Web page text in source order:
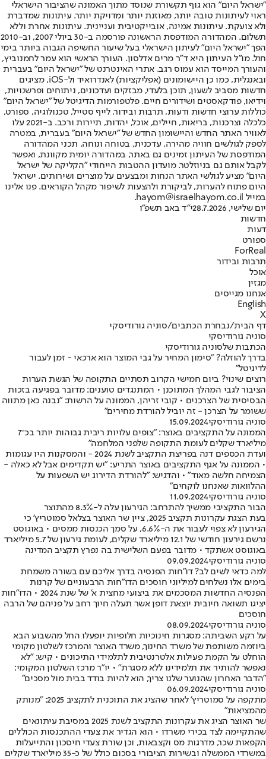
"ישראל היום" הוא גוף תקשורת שנוסד מתוך האמונה שהציבור הישראלי
ראוי לעיתונות טובה יותר, מאוזנת יותר ומדויקת יותר. עיתונות שמדברת
ולא צועקת. עיתונות אמינה, אובייקטיבית ועניינית. עיתונות אחרת וללא
תשלום. המהדורה המודפסת הראשונה פורסמה ב-30 ביולי 2007, וב-2010
הפך "ישראל היום" לעיתון הישראלי בעל שיעור החשיפה הגבוה ביותר בימי
חול. מו"ל העיתון היא ד"ר מרים אדלסון. העורך הראשי הוא עמר לחמנוביץ,
והעורך המייסד הוא עמוס רגב. אתרי האינטרנט של "ישראל היום" בעברית
ובאנגלית, כמו כן היישומונים (אפליקציות) לאנדרואיד ול-iOS, מציגים
חדשות מסביב לשעון, תוכן בלעדי, מבזקים ועדכונים, ניתוחים ופרשנויות,
וידיאו, פודקאסטים ושידורים חיים. פלטפורמות הדיגיטל של "ישראל היום"
כוללות ערוצי חדשות ודעות, תרבות ובידור, לייף סטייל, טכנולוגיה, ספורט,
כלכלה וצרכנות, בריאות, חיילים, אוכל, יהדות, תיירות ורכב. ב-2021 עלו
לאוויר האתר החדש והיישומון החדש של "ישראל היום" בעברית, במטרה
לספק לגולשים חוויה מהירה, עדכנית, בטוחה ונוחה. תכני המהדורה
המודפסת של העיתון זמינים גם באתר, במהדורה יומית מקוונת, ואפשר
לקבל אותם גם בניוזלטר. מועדון ההטבות הייחודי "הקליקה של ישראל
היום" מציע לגולשי האתר הנחות ומבצעים על מוצרים ושירותים. ישראל
היום פתוח להערות, לביקורת ולהצעות לשיפור מקהל הקוראים. פנו אלינו
במייל hayom@israelhayom.co.il.
יום שלישי, 28.7.2026
י"ד באב תשפ"ו
חדשות
דעות
ספורט
ForReal
תרבות ובידור
אוכל
מגזין
אנחנו מגייסים
English
X
דף הבית/נבחרת הכתבים/סוניה גורודיסקי
סוניה גורודיסקי
הכתבות שלסוניה גורודיסקי
בדרך להוזלה? "סימון המחיר על גבי המוצר הוא ארכאי - זמן לעבור
לדיגיטל"
רוצים שינוי? ביום חמישי הקרוב תסתיים התקופה של הגשת הערות
הציבור לגבי המהלך המתוכנן • המתנגדים טוענים: מדובר בפגיעה בזכות
הבסיסית של הצרכנים • קובי זריהן, הממונה על הרשות: "נבנה כאן מתווה
ששומר על הצרכן - זה יוביל להורדת מחירים"
סוניה גורודיסקי15.09.2024
הממונה על התקציבים באוצר: "צופים עלויות ריבית גבוהות יותר בכ־7
מיליארד שקלים לעומת התקופה שלפני המלחמה"
ועדת הכספים דנה בפריצת התקציב לשנת 2024 - והמסקנות היו עגומות
• הממונה על אגף התקציבים באוצר התריע: "יש תקדימים אבל לא כאלה -
הצמיחה חלשה מאוד" • והדגיש: "להורדת הדירוג יש השפעות על
ההלוואות שאנחנו לוקחים"
סוניה גורודיסקי11.09.2024
הבור התקציבי ממשיך להתרחב: הגירעון עלה ל-8.3% מהתוצר
בעת הצגת עקרונות תקציב 2025, ציין שר האוצר בצלאל סמוטריץ' כי
הגירעון לא צפוי לעבור את ה-6.6%, על סמך הכנסות ממסים • באוגוסט
נרשם גירעון חודשי של 12.1 מיליארד שקלים, לעומת גירעון של 5.7 מיליארד
באוגוסט אשתקד • מדובר בפעם השלישית בה נפרץ תקציב המדינה
סוניה גורודיסקי09.09.2024
למה כדאי לשים לב? דו"חות הפנסיה בדרך אליכם עם בשורה משמחת
בימים אלו נשלחים למיליוני חוסכים הדו"חות הרבעוניים של קרנות
הפנסיה החדשות המסכמים את ביצועי מחצית א' של שנת 2024 • הדו"חות
יציגו תשואה חיובית יוצאת דופן אשר תעלה חיוך רחב על פניהם של הרבה
חוסכים
סוניה גורודיסקי08.09.2024
על רקע השביתה: מסגרות חינוכיות חלופיות יופעלו החל מהשבוע הבא
ביוזמה משותפת של משרד החינוך, משרד האוצר והמרכז לשלטון מקומי
הוחלט על הקמת פעילות אלטרנטיבית לתלמידי התיכונים • קיש: "לא
נאפשר להותיר את תלמידינו ללא מסגרת" • יו"ר מרכז השלטון המקומי:
"הדבר האחרון שהנוער שלנו צריך, הוא להיות בודד בבית מול מסכים"
סוניה גורודיסקי06.09.2024
מתקפה על סמוטריץ' לאחר שהציג את התוכנית לתקציב 2025: "מנותק
מהמציאות"
שר האוצר הציג את עקרונות התקציב לשנת 2025 במסיבת עיתונאים
שהתקיימה לצד בכירי משרדו • הוא הגדיר את צעדי ההתכנסות הכוללים
הקפאות שכר, מדרגות מס וקצבאות, וכן שורת צעדי חיסכון והתייעלות
במשרדי הממשלה ובשירות הציבורי בסכום כולל של כ-35 מיליארד שקלים